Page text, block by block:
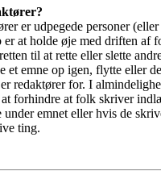
er udpegede personer
er at holde øje med driften af
til at rette eller slette
et emne op igen, flytte eller
redaktører for. I
at forhindre at folk skriver
under emnet eller hvis de
ting.